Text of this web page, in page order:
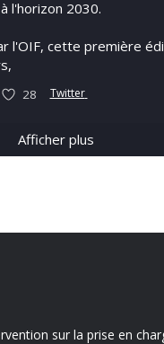
l'horizon 2030.
l'OIF, cette première
28 Twitter
Afficher plus
sur la prise en